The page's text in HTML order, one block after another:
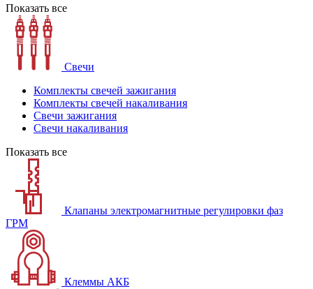
Показать все
Свечи
Комплекты свечей зажигания
Комплекты свечей накаливания
Свечи зажигания
Свечи накаливания
Показать все
Клапаны электромагнитные регулировки фаз
ГРМ
Клеммы АКБ